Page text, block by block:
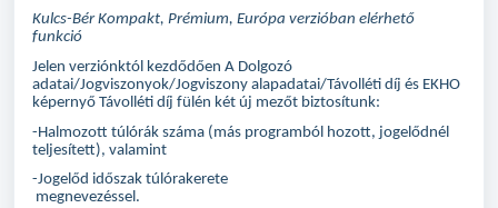
Kulcs-Bér Kompakt, Prémium, Európa verzióban elérhető
funkció
Jelen verziónktól kezdődően A Dolgozó
adatai/Jogviszonyok/Jogviszony alapadatai/Távolléti díj és EKHO
képernyő Távolléti díj fülén két új mezőt biztosítunk:
-Halmozott túlórák száma (más programból hozott, jogelődnél
teljesített), valamint
-Jogelőd időszak túlórakerete
megnevezéssel.